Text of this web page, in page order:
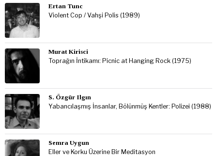
Ertan Tunc
Violent Cop / Vahşi Polis (1989)
Murat Kirisci
Toprağın İntikamı: Picnic at Hanging Rock (1975)
S. Özgür Ilgın
Yabancılaşmış İnsanlar, Bölünmüş Kentler: Polizei (1988)
Semra Uygun
Eller ve Korku Üzerine Bir Meditasyon